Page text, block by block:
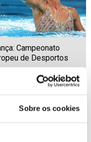
Sobre os cookies
Campeonato
de Desportos
Paris 2026
Data: 03/08/2026 10:43